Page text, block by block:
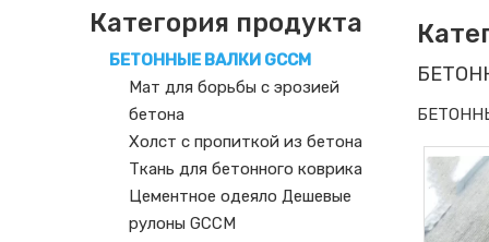
Категория продукта
БЕТОННЫЕ ВАЛКИ GCCM
Мат для борьбы с эрозией
бетона
Холст с пропиткой из бетона
Ткань для бетонного коврика
Цементное одеяло Дешевые
рулоны GCCM